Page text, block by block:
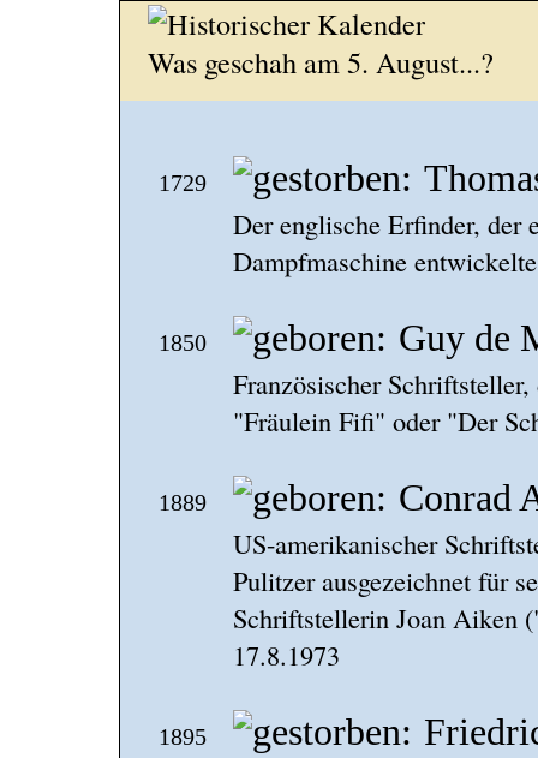
Was geschah am 5. August...?
1729
Der englische Erfinder, der
Dampfmaschine
1850 Guy de
Französischer
"Fräulein Fifi" oder "Der
1889 Conrad
US-amerikanischer
Pulitzer ausgezeichnet für
Schriftstellerin Joan Aiken
17.8.1973
1895